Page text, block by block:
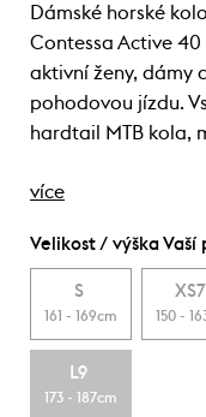
Dámské horské
Contessa Active
aktivní ženy, dámy
pohodovou jízdu.
hardtail MTB kola,
více
Velikost / výška Vaší
S
161 - 169cm
XS7
150 -
L9
173 - 187cm